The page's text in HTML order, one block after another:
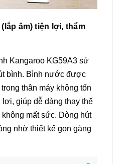
âm) tiện lợi, thẩm
Kangaroo KG59A3 sử
bình. Bình nước được
thân máy không tốn
lợi, giúp dễ dàng thay thế
mất sức. Dòng hút
nhờ thiết kế gọn gàng